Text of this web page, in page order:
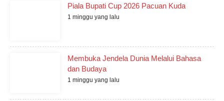
Piala Bupati Cup 2026 Pacuan Kuda
1 minggu yang lalu
Membuka Jendela Dunia Melalui Bahasa
dan Budaya
1 minggu yang lalu